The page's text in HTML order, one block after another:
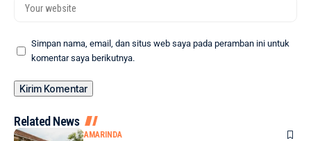
Simpan nama, email, dan situs web saya pada peramban ini untuk
komentar saya berikutnya.
Related News
DPRD SAMARINDASAMARINDA